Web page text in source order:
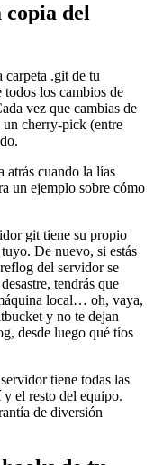
copia del
carpeta .git de tu
los cambios de
vez que cambias de
un cherry-pick (entre
atrás cuando la lías
un ejemplo sobre cómo
git tiene su propio
De nuevo, si estás
del servidor se
tendrás que
local… oh, vaya,
y no te dejan
desde luego qué tíos
tiene todas las
el resto del equipo.
de diversión